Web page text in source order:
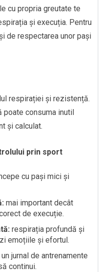
cu propria greutate te
și execuția. Pentru
de respectarea unor pași
respirației și rezistență.
poate consuma inutil
și calculat.
prin sport
cu pași mici și
mai important decât
de execuție.
respirația profundă și
emoțiile și efortul.
un jurnal de antrenamente
continui.